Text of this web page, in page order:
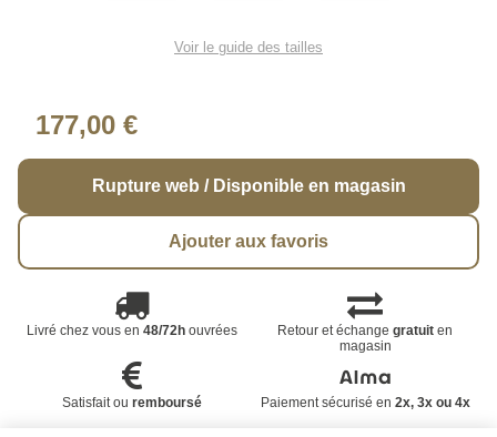
Voir le guide des tailles
177,00 €
Rupture web / Disponible en magasin
Ajouter aux favoris
Livré chez vous en 48/72houvrées Retour et échangegratuit en
magasin
Satisfait ou remboursé Paiement sécurisé en 2x, 3x ou 4x